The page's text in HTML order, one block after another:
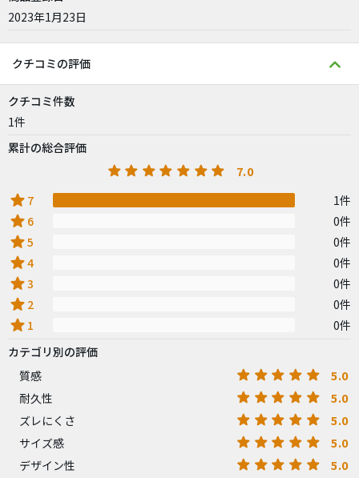
2023年1月23日
クチコミの評価
クチコミ件数
1件
累計の総合評価
7.0
star 7 1件
star 6 0件
star5 0件
star4 0件
star3 0件
star 2 0件
star 1
0件
カテゴリ別の評価
質感
5.0
耐久性 5.0
ズレにくさ 5.0
サイズ感 5.0
デザイン性 5.0